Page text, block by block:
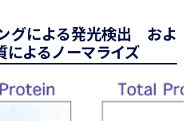
グによる発光検出 およ
よるノーマライズ